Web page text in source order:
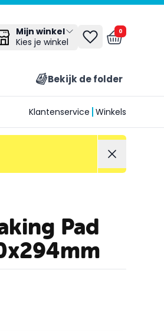
Mijn winkel
Kies je winkel
0
Bekijk de folder
Klantenservice Winkels
Pad